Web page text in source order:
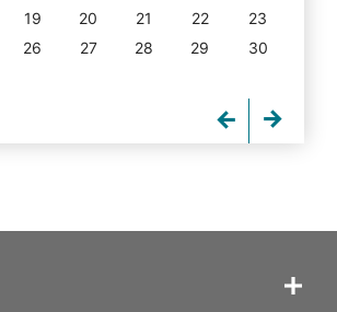
19 20 21 22
23
26 27 28 29
30